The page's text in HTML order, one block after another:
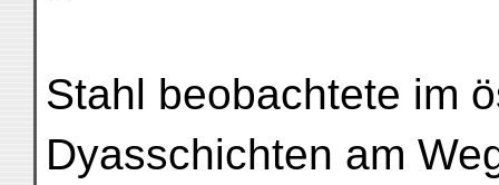
Stahl beobachtete im
Dyasschichten am